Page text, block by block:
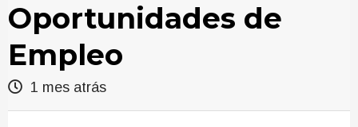
Oportunidades de
Empleo
1 mes atrás